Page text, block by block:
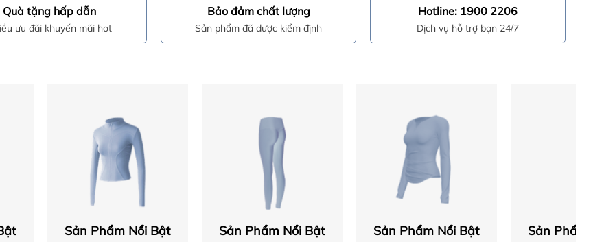
Quà tặng hấp dẫn
ưu đãi khuyến mãi hot
Bảo đảm chất lượng
Sản phẩm đã dược kiểm định
Hotline: 1900 2206
Dịch vụ hỗ trợ bạn 24/7
Sản Phẩm Nổi Bật Sản Phẩm Nổi Bật Sản Phẩm Nổi Bật Sản Phẩm Nổi